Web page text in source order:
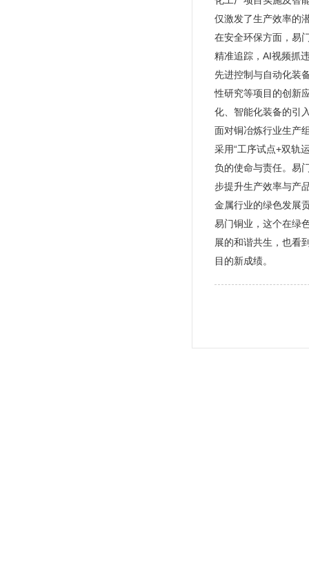
仅激发了生产效率的
在安全环保方面，易
精准追踪，AI视频抓
先进控制与自动化装
性研究等项目的创新
化、智能化装备的引
面对铜冶炼行业生产
采用“工序试点+双轨
负的使命与责任。易
步提升生产效率与产
金属行业的绿色发展
易门铜业，这个在绿
展的和谐共生，也看
目的新成绩。